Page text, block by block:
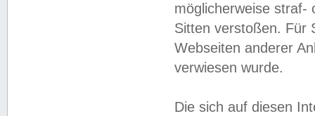
möglicherweise straf-
Sitten verstoßen. Für
Webseiten anderer
verwiesen wurde.
Die sich auf diesen